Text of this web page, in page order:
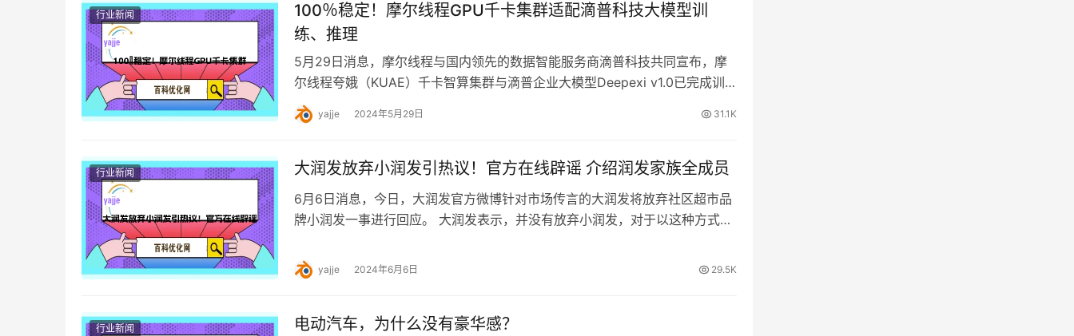
行业新闻
100％稳定！摩尔线程GPU千卡集群适配滴普科技大模型训
练、推理
5月29日消息，摩尔线程与国内领先的数据智能服务商滴普科技共同宣布，摩
尔线程夸娥（KUAE）千卡智算集群与滴普企业大模型Deepexi v1.0已完成训
练、推理适配，获得产品兼容互…
yajje 2024年5月29日 31.1K
行业新闻 大润发放弃小润发引热议！官方在线辟谣 介绍润发家族全成员
6月6日消息，今日，大润发官方微博针对市场传言的大润发将放弃社区超市品
牌小润发一事进行回应。 大润发表示，并没有放弃小润发，对于以这种方式被
yajje 2024年6月6日 29.5K
行业新闻 电动汽车，为什么没有豪华感？